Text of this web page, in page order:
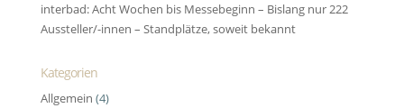
interbad: Acht Wochen bis Messebeginn – Bislang nur 222
Aussteller/-innen – Standplätze, soweit bekannt
Kategorien
Allgemein (4)